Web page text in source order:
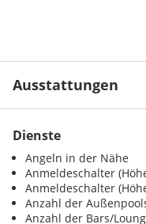
Ausstattungen
Dienste
Angeln in der Nähe
Anmeldeschalter
Anmeldeschalter
Anzahl der
Anzahl der Bars/